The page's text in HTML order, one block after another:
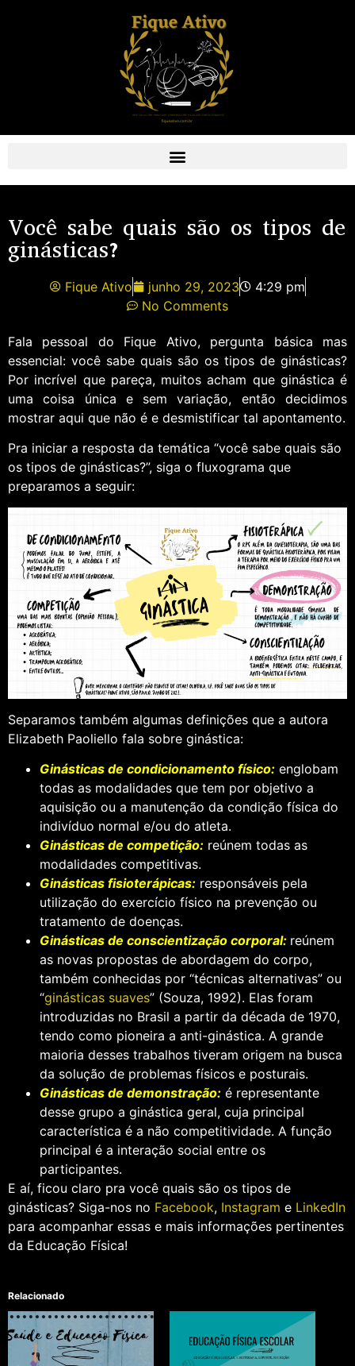
Você sabe quais são os tipos de
ginásticas?
Fique Ativo junho 29, 2023
4:29 pm
No Comments
Fala pessoal do Fique Ativo, pergunta básica mas
essencial: você sabe quais são os tipos de ginásticas?
Por incrível que pareça, muitos acham que ginástica é
uma coisa única e sem variação, então decidimos
mostrar aqui que não é e desmistificar tal apontamento.
Pra iniciar a resposta da temática “você sabe quais são
os tipos de ginásticas?”, siga o fluxograma que
preparamos a seguir:
Separamos também algumas definições que a autora
Elizabeth Paoliello fala sobre ginástica:
Ginásticas de condicionamento físico: englobam
todas as modalidades que tem por objetivo a
aquisição ou a manutenção da condição física do
indivíduo normal e/ou do atleta.
Ginásticas de competição: reúnem todas as
modalidades competitivas.
Ginásticas fisioterápicas: responsáveis pela
utilização do exercício físico na prevenção ou
tratamento de doenças.
Ginásticas de conscientização corporal: reúnem
as novas propostas de abordagem do corpo,
também conhecidas por “técnicas alternativas” ou
“ginásticas suaves” (Souza, 1992). Elas foram
introduzidas no Brasil a partir da década de 1970,
tendo como pioneira a anti-ginástica. A grande
maioria desses trabalhos tiveram origem na busca
da solução de problemas físicos e posturais.
Ginásticas de demonstração: é representante
desse grupo a ginástica geral, cuja principal
característica é a não competitividade. A função
principal é a interação social entre os
participantes.
E aí, ficou claro pra você quais são os tipos de
ginásticas? Siga-nos no Facebook, Instagram e LinkedIn
para acompanhar essas e mais informações pertinentes
da Educação Física!
Relacionado